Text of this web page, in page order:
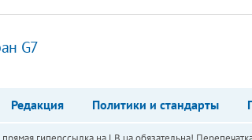
G7
Редакция Политики и стандарты